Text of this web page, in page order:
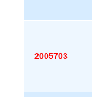
2005703